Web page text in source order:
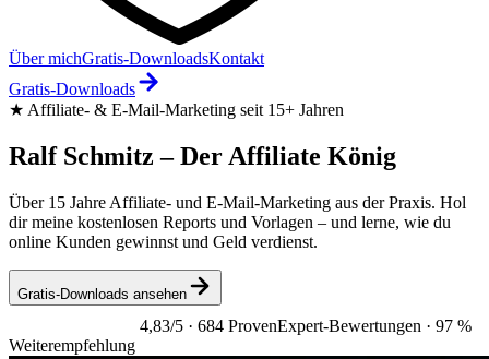
Über michGratis-DownloadsKontakt
Gratis-Downloads
★ Affiliate- & E-Mail-Marketing seit 15+ Jahren
Ralf Schmitz –Der Affiliate König
Über 15 Jahre Affiliate- und E-Mail-Marketing aus der Praxis. Hol
dir meine kostenlosen Reports und Vorlagen – und lerne, wie du
online Kunden gewinnst und Geld verdienst.
Gratis-Downloads ansehen
4,83/5 · 684 ProvenExpert-Bewertungen · 97 %
Weiterempfehlung